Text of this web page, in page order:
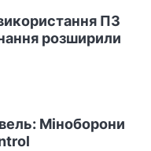
ПЗ
розширили
Міноборони